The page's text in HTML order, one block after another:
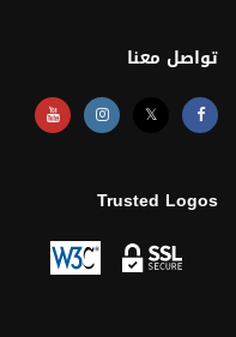
تواصل معنا
𝕏
Trusted Logos